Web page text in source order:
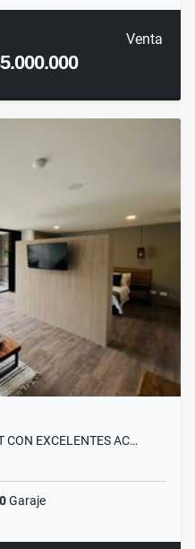
Venta
CON EXCELENTES AC…
0Garaje